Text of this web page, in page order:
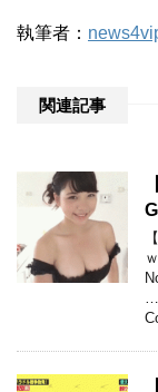
執筆者：
関連記事